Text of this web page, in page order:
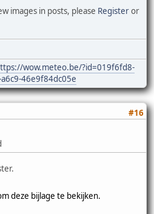
images in posts, please Registeror
wow.meteo.be/?id=019f6fd8-
46e9f84dc05e
#16
deze bijlage te bekijken.